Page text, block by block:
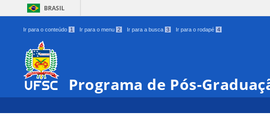
BRASIL
Ir para o conteúdo 1 Ir para o menu 2 Ir para a busca 3 Ir para o rodapé 4
Programa de Pós-